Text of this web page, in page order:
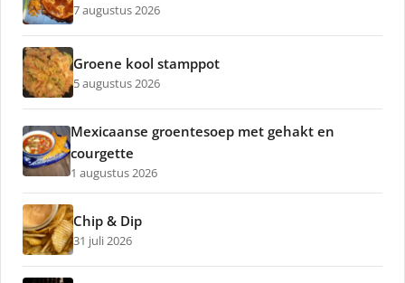
7 augustus 2026
Groene kool stamppot
5 augustus 2026
Mexicaanse groentesoep met gehakt en
courgette
1 augustus 2026
Chip & Dip
31 juli 2026